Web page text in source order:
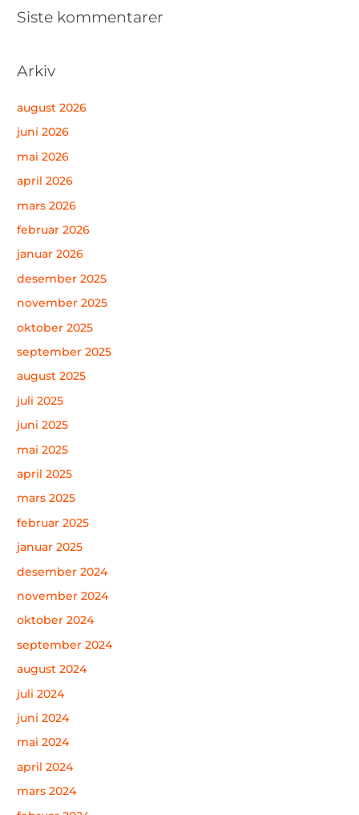
Siste kommentarer
Arkiv
august 2026
juni 2026
mai 2026
april 2026
mars 2026
februar 2026
januar 2026
desember 2025
november 2025
oktober 2025
september 2025
august 2025
juli 2025
juni 2025
mai 2025
april 2025
mars 2025
februar 2025
januar 2025
desember 2024
november 2024
oktober 2024
september 2024
august 2024
juli 2024
juni 2024
mai 2024
april 2024
mars 2024